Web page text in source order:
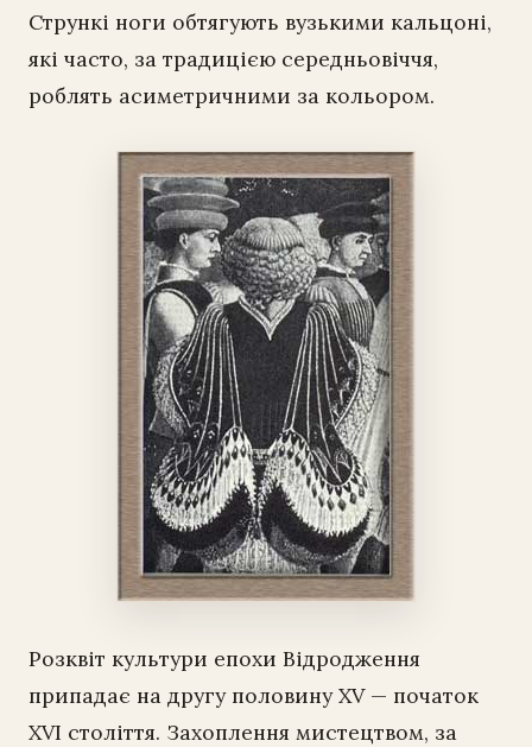
Стрункі ноги обтягують вузькими кальцоні,
які часто, за традицією середньовіччя,
роблять асиметричними за кольором.
Розквіт культури епохи Відродження
припадає на другу половину XV — початок
XVI століття. Захоплення мистецтвом, за